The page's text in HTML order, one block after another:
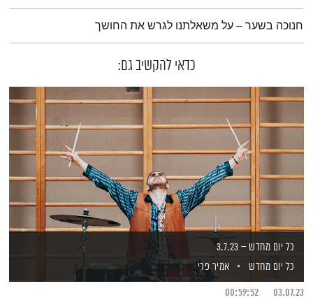
תמצית הפודקאסט
חנוכה בשער – על משאלתנו לגרש את החושך
כדאי להקשיב גם:
כל יום מחדש – 3.7.23
כל יום מחדש
אמיר פרי
03.07.23
00:59:52